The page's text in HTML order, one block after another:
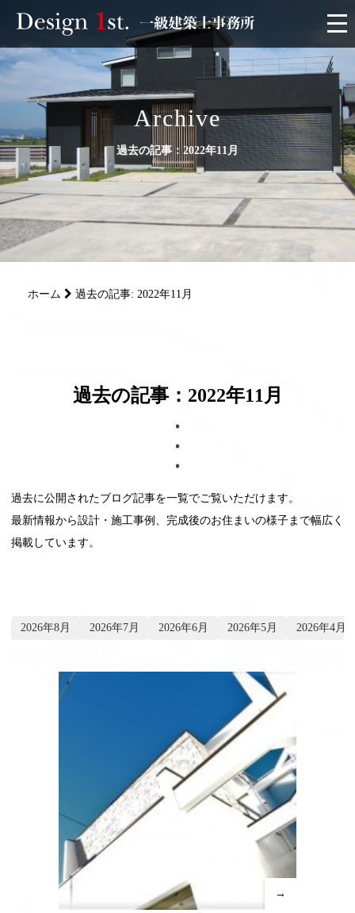
モニター
施工実績・施工事例
リフォーム
サービス
Archive
過去の記事：2022年11月
ホーム 過去の記事: 2022年11月
過去の記事：2022年11月
過去に公開されたブログ記事を一覧でご覧いただけます。
最新情報から設計・施工事例、完成後のお住まいの様子まで幅広く
掲載しています。
2026年8月 2026年7月 2026年6月 2026年5月 2026年4月
→